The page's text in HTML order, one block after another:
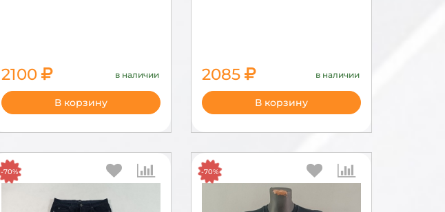
2100 в наличии
В корзину
2085 в наличии
6950
В корзину
-70% -70%